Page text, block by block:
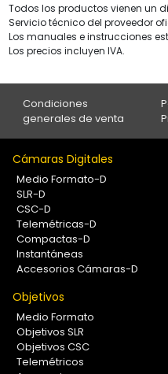
Todos los productos vienen un
Servicio técnico del proveedor
Los manuales e instrucciones
Los precios incluyen IVA.
Condiciones
generales de venta
Cámaras Digitales
Medio Formato-D
SLR-D
CSC-D
Telemétricas-D
Compactas-D
Instantáneas
Accesorios Cámaras-D
Objetivos
Medio Formato
Objetivos SLR
Objetivos CSC
Telemétricos